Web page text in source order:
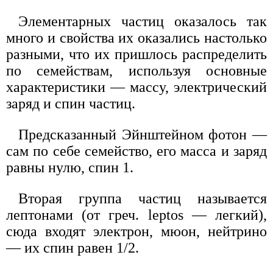
Элементарных частиц оказалось так
много и свойства их оказались настолько
разными, что их пришлось распределить
по семействам, используя основные
характеристики — массу, электрический
заряд и спин частиц.
Предсказанный Эйнштейном фотон —
сам по себе семейство, его масса и заряд
равны нулю, спин 1.
Вторая группа частиц называется
лептонами (от греч. leptos — легкий),
сюда входят электрон, мюон, нейтрино
— их спин равен 1/2.